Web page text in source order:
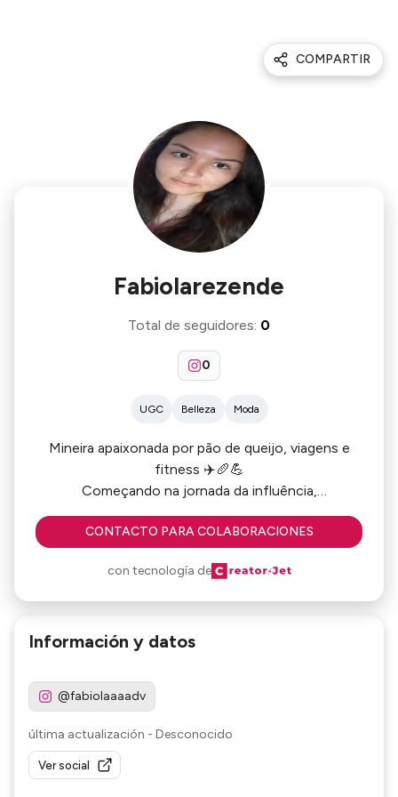
COMPARTIR
Fabiolarezende
Total de seguidores: 0
0
UGC Belleza Moda
Mineira apaixonada por pão de queijo, viagens e
fitness ✈️🥖💪
Começando na jornada da influência,
compartilhando dicas, aventuras e inspirações ✨
CONTACTO PARA COLABORACIONES
con tecnología de
Información y datos
@fabiolaaaadv
última actualización - Desconocido
Ver social